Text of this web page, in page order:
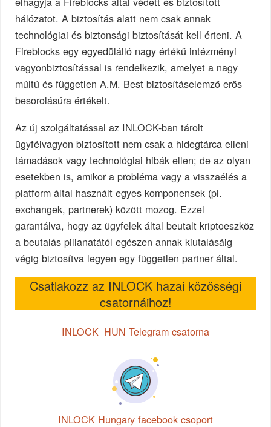
hálózatot. A biztosítás alatt nem csak annak
technológiai és biztonsági biztosítását kell érteni. A
Fireblocks egy egyedülálló nagy értékű intézményi
vagyonbiztosítással is rendelkezik, amelyet a nagy
múltú és független A.M. Best biztosításelemző erős
besorolásúra értékelt.
Az új szolgáltatással az INLOCK-ban tárolt
ügyfélvagyon biztosított nem csak a hidegtárca elleni
támadások vagy technológiai hibák ellen; de az olyan
esetekben is, amikor a probléma vagy a visszaélés a
platform által használt egyes komponensek (pl.
exchangek, partnerek) között mozog. Ezzel
garantálva, hogy az ügyfelek által beutalt kriptoeszköz
a beutalás pillanatától egészen annak kiutalásáig
végig biztosítva legyen egy független partner által.
Csatlakozz az INLOCK hazai közösségi
csatornáihoz!
INLOCK_HUN Telegram csatorna
INLOCK Hungary facebook csoport